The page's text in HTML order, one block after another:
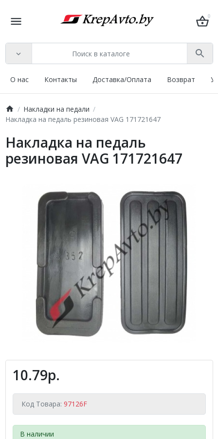
0
О нас Контакты Доставка/Оплата Возврат
Накладки на педали
Накладка на педаль резиновая VAG 171721647
Накладка на педаль
резиновая VAG 171721647
10.79р.
Код Товара: 97126F
В наличии